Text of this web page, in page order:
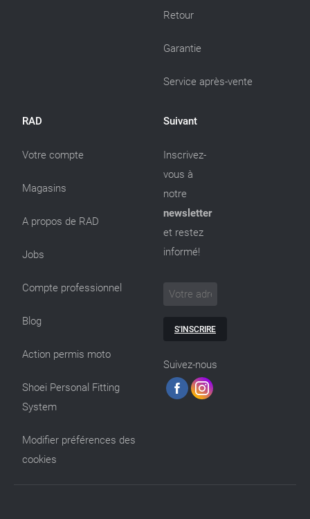
Retour
Garantie
Service après-vente
RAD
Votre compte
Magasins
A propos de RAD
Jobs
Compte professionnel
Blog
Action permis moto
Shoei Personal Fitting
System
Modifier préférences des
cookies
Suivant
Inscrivez-
vous à
notre
newsletter
et restez
informé!
S'INSCRIRE
Suivez-nous